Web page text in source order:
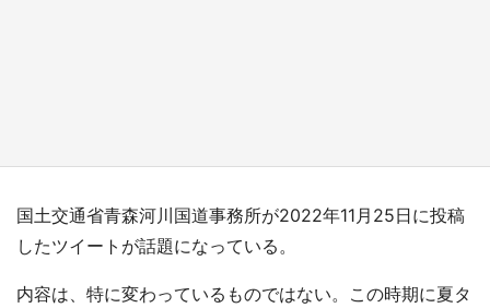
国土交通省青森河川国道事務所が2022年11月25日に投稿
したツイートが話題になっている。
内容は、特に変わっているものではない。この時期に夏タ